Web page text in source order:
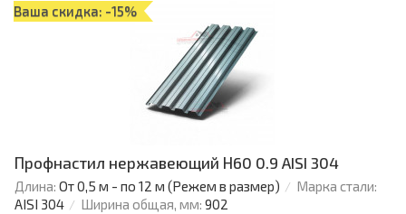
Ваша скидка: -15%
Профнастил нержавеющий Н60 0.9 AISI 304
Длина: От 0,5 м - по 12 м (Режем в размер)
Марка стали:
AISI 304
Ширина общая, мм: 902